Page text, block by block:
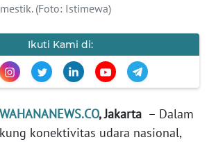
(Foto: Istimewa)
Ikuti Kami di:
, Jakarta – Dalam
konektivitas udara nasional,